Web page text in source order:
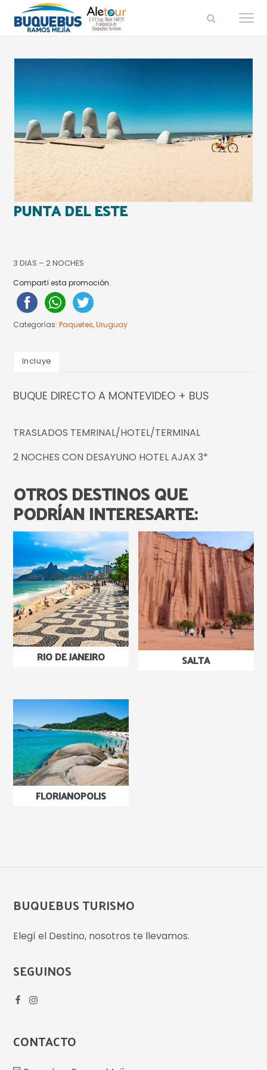
Saltar
la
Saltar
contenido
Buquebus
Ramos
PUNTA DEL ESTE
3 DIAS – 2 NOCHES
Compartí esta promoción.
Categorías:Paquetes,Uruguay
Incluye
BUQUE DIRECTO A MONTEVIDEO + BUS
TRASLADOS TEMRINAL/HOTEL/TERMINAL
2 NOCHES CON DESAYUNO HOTEL AJAX 3*
OTROS DESTINOS QUE
PODRÍAN INTERESARTE:
RIO DE JANEIRO SALTA
FLORIANOPOLIS
BUQUEBUS TURISMO
Elegí el Destino, nosotros te llevamos.
SEGUINOS
CONTACTO